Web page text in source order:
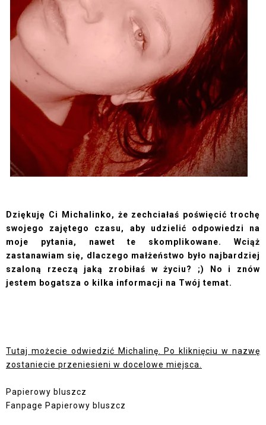
Dziękuję Ci Michalinko, że zechciałaś poświęcić trochę
swojego zajętego czasu, aby udzielić odpowiedzi na
moje pytania, nawet te skomplikowane. Wciąż
zastanawiam się, dlaczego małżeństwo było najbardziej
szaloną rzeczą jaką zrobiłaś w życiu? ;) No i znów
jestem bogatsza o kilka informacji na Twój temat.
Tutaj możecie odwiedzić Michalinę. Po kliknięciu w nazwę
zostaniecie przeniesieni w docelowe miejsca.
Papierowy bluszcz
Fanpage Papierowy bluszcz